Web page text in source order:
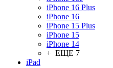
iPhone 16 Plus
iPhone 16
iPhone 15 Plus
iPhone 15
iPhone 14
+ ЕЩЕ 7
iPad